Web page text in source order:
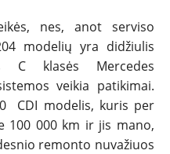
nes, anot serviso
modelių yra didžiulis
C klasės Mercedes
veikia patikimai.
CDI modelis, kuris per
100 000 km ir jis mano,
remonto nuvažiuos